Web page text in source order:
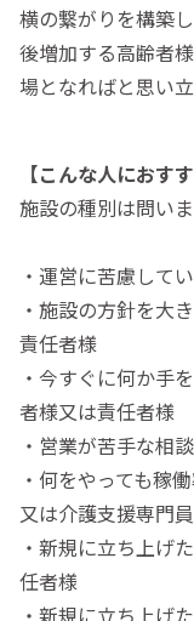
横の繋がりを構築
後増加する高齢者
場となればと思い
【こんな人におすす
施設の種別は問い
・運営に苦慮して
・施設の方針を大
責任者様
・今すぐに何か手
者様又は責任者様
・営業が苦手な相
・何をやっても稼
又は介護支援専門
・新規に立ち上げ
任者様
・新規に立ち上げ